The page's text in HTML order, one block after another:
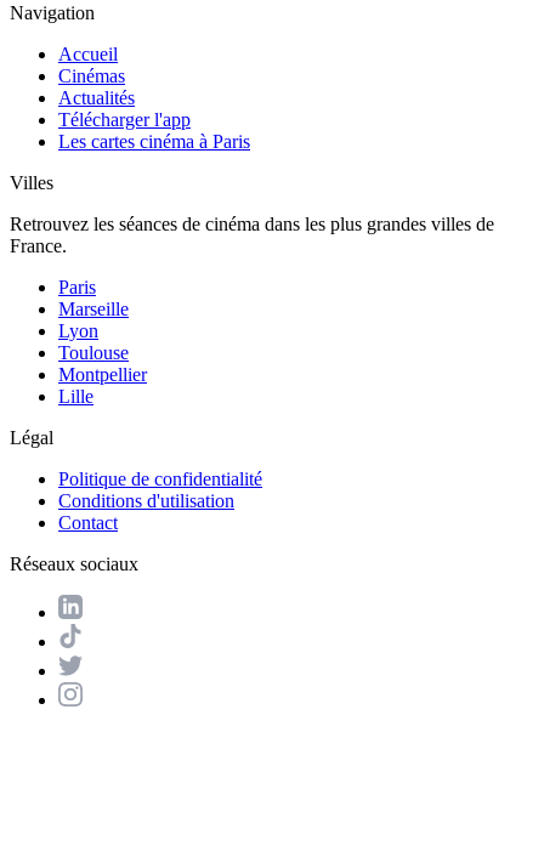
Navigation
Accueil
Cinémas
Actualités
Télécharger l'app
Les cartes cinéma à Paris
Villes
Retrouvez les séances de cinéma dans les plus grandes villes de
France.
Paris
Marseille
Lyon
Toulouse
Montpellier
Lille
Légal
Politique de confidentialité
Conditions d'utilisation
Contact
Réseaux sociaux